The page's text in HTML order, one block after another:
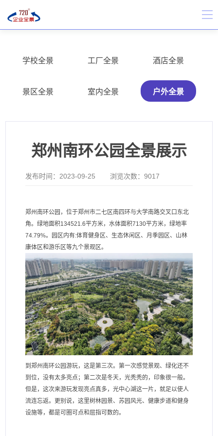
学校全景 工厂全景 酒店全景
景区全景 室内全景 户外全景
郑州南环公园全景展示
发布时间： 2023-09-25 浏览次数：9017
郑州南环公园，位于郑州市二七区南四环与大学南路交叉口东北
角。绿地面积134521.6平方米，水体面积7130平方米，绿地率
74.79%。园区内有:体育健身区、生态休闲区、月季园区、山林
康体区和游乐区等九个景观区。
到郑州南环公园游玩，这是第三次。第一次感觉景观、绿化还不
到位，没有太多亮点；第二次是冬天，光秃秃的，印象很一般。
但是，这次来游玩发现亮点真多，光中心湖这一片，就足以使人
流连忘返。更别说，这里树林园景、苏园风光、健康步道和健身
设施等，都是可圈可点和屈指可数的。